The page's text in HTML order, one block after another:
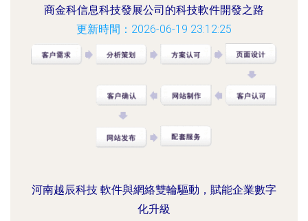
商金科信息科技發展公司的科技軟件開發之路
更新時間：2026-06-19 23:12:25
河南越辰科技 軟件與網絡雙輪驅動，賦能企業數字
化升級